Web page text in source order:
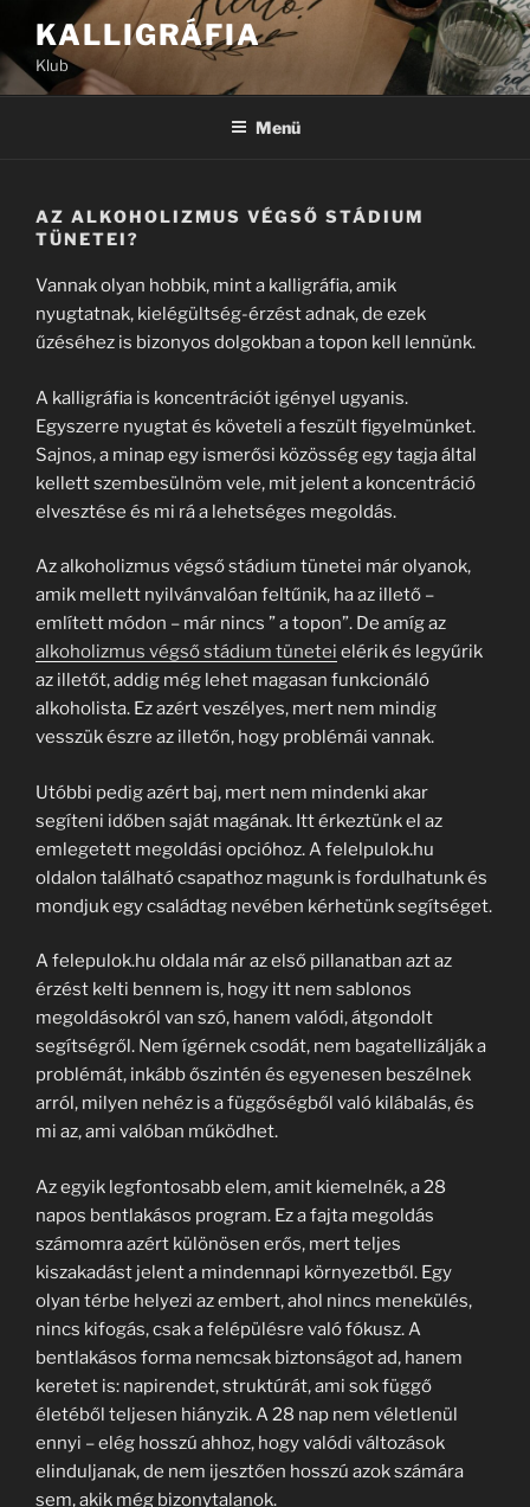
Tartalomhoz
KALLIGRÁFIA
Klub
Menü
AZ ALKOHOLIZMUS VÉGSŐ STÁDIUM
TÜNETEI?
Vannak olyan hobbik, mint a kalligráfia, amik
nyugtatnak, kielégültség-érzést adnak, de ezek
űzéséhez is bizonyos dolgokban a topon kell lennünk.
A kalligráfia is koncentrációt igényel ugyanis.
Egyszerre nyugtat és követeli a feszült figyelmünket.
Sajnos, a minap egy ismerősi közösség egy tagja által
kellett szembesülnöm vele, mit jelent a koncentráció
elvesztése és mi rá a lehetséges megoldás.
Az alkoholizmus végső stádium tünetei már olyanok,
amik mellett nyilvánvalóan feltűnik, ha az illető –
említett módon – már nincs ” a topon”. De amíg az
alkoholizmus végső stádium tünetei elérik és legyűrik
az illetőt, addig még lehet magasan funkcionáló
alkoholista. Ez azért veszélyes, mert nem mindig
vesszük észre az illetőn, hogy problémái vannak.
Utóbbi pedig azért baj, mert nem mindenki akar
segíteni időben saját magának. Itt érkeztünk el az
emlegetett megoldási opcióhoz. A felelpulok.hu
oldalon található csapathoz magunk is fordulhatunk és
mondjuk egy családtag nevében kérhetünk segítséget.
A felepulok.hu oldala már az első pillanatban azt az
érzést kelti bennem is, hogy itt nem sablonos
megoldásokról van szó, hanem valódi, átgondolt
segítségről. Nem ígérnek csodát, nem bagatellizálják a
problémát, inkább őszintén és egyenesen beszélnek
arról, milyen nehéz is a függőségből való kilábalás, és
mi az, ami valóban működhet.
Az egyik legfontosabb elem, amit kiemelnék, a 28
napos bentlakásos program. Ez a fajta megoldás
számomra azért különösen erős, mert teljes
kiszakadást jelent a mindennapi környezetből. Egy
olyan térbe helyezi az embert, ahol nincs menekülés,
nincs kifogás, csak a felépülésre való fókusz. A
bentlakásos forma nemcsak biztonságot ad, hanem
keretet is: napirendet, struktúrát, ami sok függő
életéből teljesen hiányzik. A 28 nap nem véletlenül
ennyi – elég hosszú ahhoz, hogy valódi változások
elinduljanak, de nem ijesztően hosszú azok számára
sem, akik még bizonytalanok.